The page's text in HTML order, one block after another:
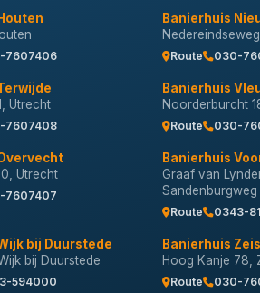
7607406
Banierhuis
Route 030-
Utrecht
7607408
Banierhuis
Noorderburcht
Route 030-
Utrecht
7607407
Banierhuis
Graaf van
Sandenburgweg
Route 0343-
bij Duurstede
bij Duurstede
594000
Banierhuis
Hoog Kanje 78,
Route 030-